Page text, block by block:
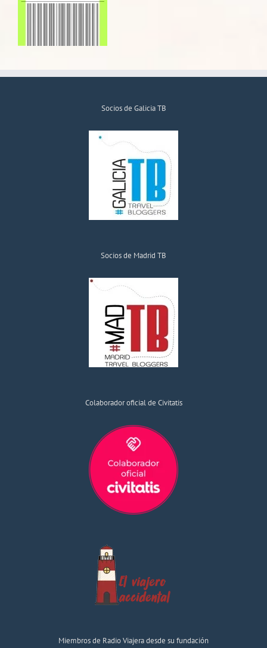
Socios de Galicia TB
Socios de Madrid TB
Colaborador oficial de Civitatis
Miembros de Radio Viajera desde su fundación